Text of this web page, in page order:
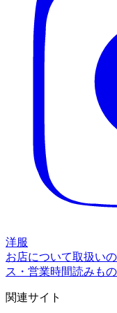
洋服
お店について取扱い
ス・営業時間読みもの
関連サイト